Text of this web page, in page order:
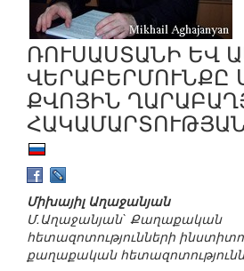
ՌՈՒՍԱՍՏԱՆԻ ԵՎ
ՎԵՐԱԲԵՐՄՈՒՆՔԸ
ՔՎՈՅԻՆ
Միխայիլ Աղաջանյան
Մ.Աղաջանյան` Քաղաքական
հետազոտությունների
քաղաքական